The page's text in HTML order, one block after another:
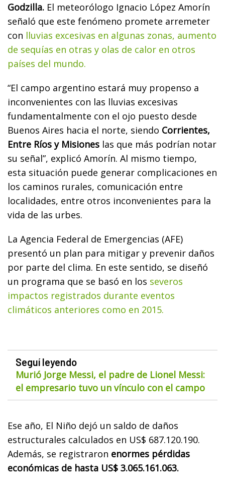
Godzilla. El meteorólogo Ignacio López Amorín
señaló que este fenómeno promete arremeter
con lluvias excesivas en algunas zonas, aumento
de sequías en otras y olas de calor en otros
países del mundo.
“El campo argentino estará muy propenso a
inconvenientes con las lluvias excesivas
fundamentalmente con el ojo puesto desde
Buenos Aires hacia el norte, siendo Corrientes,
Entre Ríos y Misiones las que más podrían notar
su señal”, explicó Amorín. Al mismo tiempo,
esta situación puede generar complicaciones en
los caminos rurales, comunicación entre
localidades, entre otros inconvenientes para la
vida de las urbes.
La Agencia Federal de Emergencias (AFE)
presentó un plan para mitigar y prevenir daños
por parte del clima. En este sentido, se diseñó
un programa que se basó en los severos
impactos registrados durante eventos
climáticos anteriores como en 2015.
Seguí leyendo
Murió Jorge Messi, el padre de Lionel Messi:
el empresario tuvo un vínculo con el campo
Ese año, El Niño dejó un saldo de daños
estructurales calculados en US$ 687.120.190.
Además, se registraron enormes pérdidas
económicas de hasta US$ 3.065.161.063.